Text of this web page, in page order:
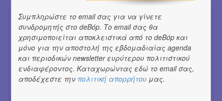
Συνομιλώντας με τη Ρηνιώ
Κυριαζή, καλλιτεχνική διευθύντρια
του ΔΗΠΕΘΕ Ιωαννίνων
#ΣΥΝΕΝΤΕΥΞΕΙΣ
Συμπληρώστε το email σας για να γίνετε
συνδρομητής στο deBόp. Το email σας θα
χρησιμοποιείται αποκλειστικά από το deBόp και
μόνο για την αποστολή της εβδομαδιαίας agenda
και περιοδικών newsletter ευρύτερου πολιτιστικού
ενδιαφέροντος. Καταχωρώντας εδώ το email σας,
αποδέχεστε την πολιτική απορρήτου μας.